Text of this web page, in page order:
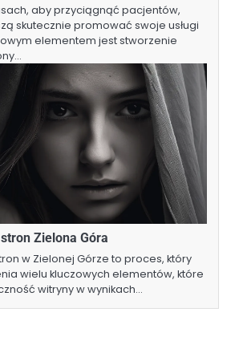
aby przyciągnąć pacjentów,
skutecznie promować swoje usługi
elementem jest stworzenie
Zielona Góra
w Zielonej Górze to proces, który
wielu kluczowych elementów, które
witryny w wynikach…